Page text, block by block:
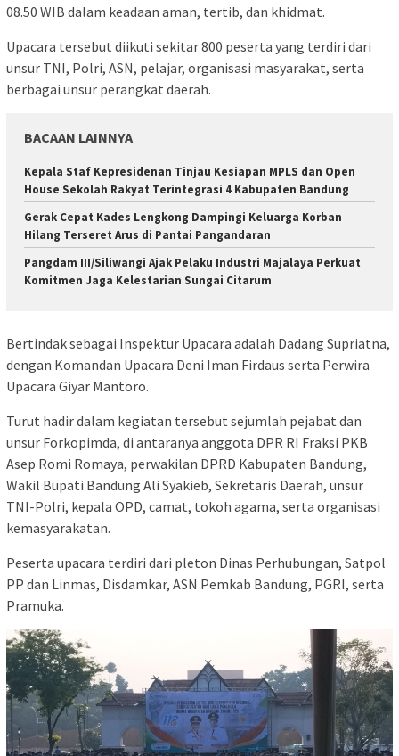
08.50 WIB dalam keadaan aman, tertib, dan khidmat.
Upacara tersebut diikuti sekitar 800 peserta yang terdiri dari
unsur TNI, Polri, ASN, pelajar, organisasi masyarakat, serta
berbagai unsur perangkat daerah.
BACAAN LAINNYA
Kepala Staf Kepresidenan Tinjau Kesiapan MPLS dan Open
House Sekolah Rakyat Terintegrasi 4 Kabupaten Bandung
Gerak Cepat Kades Lengkong Dampingi Keluarga Korban
Hilang Terseret Arus di Pantai Pangandaran
Pangdam III/Siliwangi Ajak Pelaku Industri Majalaya Perkuat
Komitmen Jaga Kelestarian Sungai Citarum
Bertindak sebagai Inspektur Upacara adalah Dadang Supriatna,
dengan Komandan Upacara Deni Iman Firdaus serta Perwira
Upacara Giyar Mantoro.
Turut hadir dalam kegiatan tersebut sejumlah pejabat dan
unsur Forkopimda, di antaranya anggota DPR RI Fraksi PKB
Asep Romi Romaya, perwakilan DPRD Kabupaten Bandung,
Wakil Bupati Bandung Ali Syakieb, Sekretaris Daerah, unsur
TNI-Polri, kepala OPD, camat, tokoh agama, serta organisasi
kemasyarakatan.
Peserta upacara terdiri dari pleton Dinas Perhubungan, Satpol
PP dan Linmas, Disdamkar, ASN Pemkab Bandung, PGRI, serta
Pramuka.